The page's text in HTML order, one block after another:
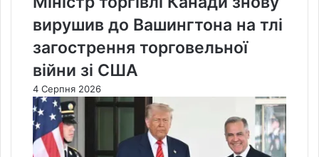
вирушив до Вашингтона на тлі
загострення торговельної
війни зі США
4 Серпня 2026